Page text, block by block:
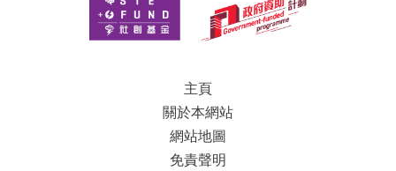
主頁
關於本網站
網站地圖
免責聲明